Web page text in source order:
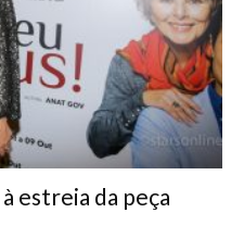
estreia da peça